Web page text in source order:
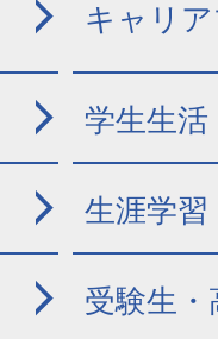
キャリ
学生生活
生涯学習
受験生